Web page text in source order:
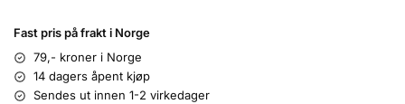
Fast pris på frakt i Norge
79,- kroner i Norge
14 dagers åpent kjøp
Sendes ut innen 1-2 virkedager